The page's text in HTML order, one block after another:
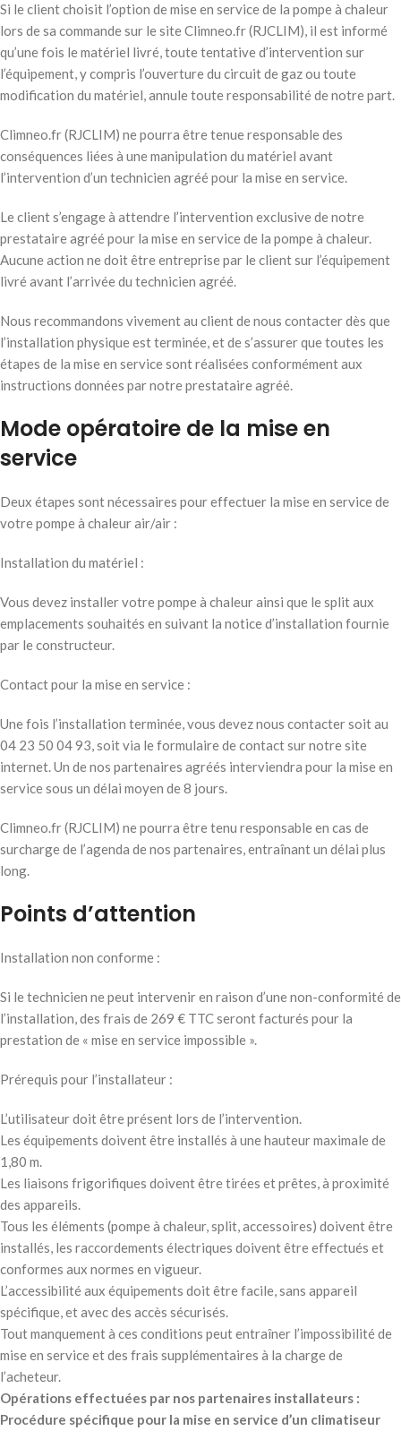
Si le client choisit l’option de mise en service de la pompe à chaleur
lors de sa commande sur le site Climneo.fr (RJCLIM), il est informé
qu’une fois le matériel livré, toute tentative d’intervention sur
l’équipement, y compris l’ouverture du circuit de gaz ou toute
modification du matériel, annule toute responsabilité de notre part.
Climneo.fr (RJCLIM) ne pourra être tenue responsable des
conséquences liées à une manipulation du matériel avant
l’intervention d’un technicien agréé pour la mise en service.
Le client s’engage à attendre l’intervention exclusive de notre
prestataire agréé pour la mise en service de la pompe à chaleur.
Aucune action ne doit être entreprise par le client sur l’équipement
livré avant l’arrivée du technicien agréé.
Nous recommandons vivement au client de nous contacter dès que
l’installation physique est terminée, et de s’assurer que toutes les
étapes de la mise en service sont réalisées conformément aux
instructions données par notre prestataire agréé.
Mode opératoire de la mise en
service
Deux étapes sont nécessaires pour effectuer la mise en service de
votre pompe à chaleur air/air :
Installation du matériel :
Vous devez installer votre pompe à chaleur ainsi que le split aux
emplacements souhaités en suivant la notice d’installation fournie
par le constructeur.
Contact pour la mise en service :
Une fois l’installation terminée, vous devez nous contacter soit au
04 23 50 04 93, soit via le formulaire de contact sur notre site
internet. Un de nos partenaires agréés interviendra pour la mise en
service sous un délai moyen de 8 jours.
Climneo.fr (RJCLIM) ne pourra être tenu responsable en cas de
surcharge de l’agenda de nos partenaires, entraînant un délai plus
long.
Points d’attention
Installation non conforme :
Si le technicien ne peut intervenir en raison d’une non-conformité de
l’installation, des frais de 269 € TTC seront facturés pour la
prestation de « mise en service impossible ».
Prérequis pour l’installateur :
L’utilisateur doit être présent lors de l’intervention.
Les équipements doivent être installés à une hauteur maximale de
1,80 m.
Les liaisons frigorifiques doivent être tirées et prêtes, à proximité
des appareils.
Tous les éléments (pompe à chaleur, split, accessoires) doivent être
installés, les raccordements électriques doivent être effectués et
conformes aux normes en vigueur.
L’accessibilité aux équipements doit être facile, sans appareil
spécifique, et avec des accès sécurisés.
Tout manquement à ces conditions peut entraîner l’impossibilité de
mise en service et des frais supplémentaires à la charge de
l’acheteur.
Opérations effectuées par nos partenaires installateurs :
Procédure spécifique pour la mise en service d’un climatiseur